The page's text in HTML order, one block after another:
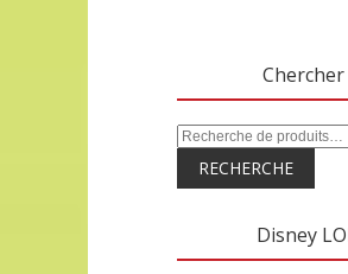
RECHERCHE
Disney